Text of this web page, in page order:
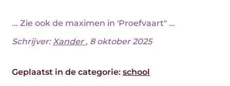
... Zie ook de maximen in 'Proefvaart" ...
Schrijver:Xander , 8 oktober 2025
Geplaatst in de categorie: school